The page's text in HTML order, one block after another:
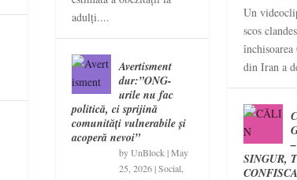
adulți....
Avertisment
dur:”ONG-
urile nu fac
politică, ci sprijină
comunități vulnerabile și
acoperă nevoi”
byUnBlock |May
25, 2026|Social
Un
scos
închisoarea
din Iran a
SINGUR,